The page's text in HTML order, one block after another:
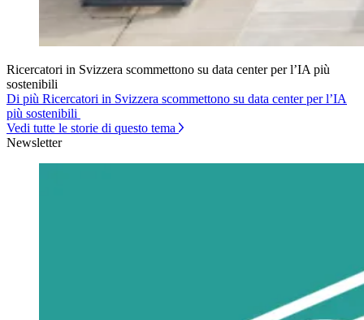
Ricercatori in Svizzera scommettono su data center per l’IA più
sostenibili
Di più Ricercatori in Svizzera scommettono su data center per l’IA
più sostenibili
Vedi tutte le storie di questo tema
Newsletter